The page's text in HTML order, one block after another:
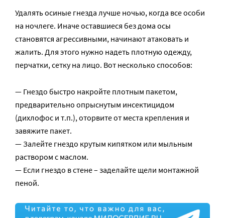
Удалять осиные гнезда лучше ночью, когда все особи
на ночлеге. Иначе оставшиеся без дома осы
становятся агрессивными, начинают атаковать и
жалить. Для этого нужно надеть плотную одежду,
перчатки, сетку на лицо. Вот несколько способов:
— Гнездо быстро накройте плотным пакетом,
предварительно опрыснутым инсектицидом
(дихлофос и т.п.), оторвите от места крепления и
завяжите пакет.
— Залейте гнездо крутым кипятком или мыльным
раствором с маслом.
— Если гнездо в стене – заделайте щели монтажной
пеной.